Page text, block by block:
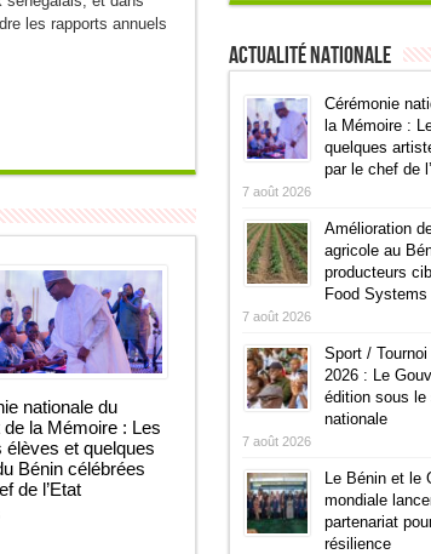
les rapports annuels
nationale du
de la Mémoire : Les
élèves et quelques
Bénin célébrées
de l’Etat
Actualité Nationale
Cérémonie
la Mémoire :
quelques
par le chef de
7 août 2026
Amélioration
agricole au
producteurs
Food Systems
7 août 2026
Sport /
2026 : Le
édition sous le
nationale
7 août 2026
Le Bénin et le
mondiale
partenariat
résilience